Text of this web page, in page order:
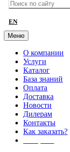
EN
Меню
О компании
Услуги
Каталог
База знаний
Оплата
Доставка
Новости
Дилерам
Контакты
Как заказать?